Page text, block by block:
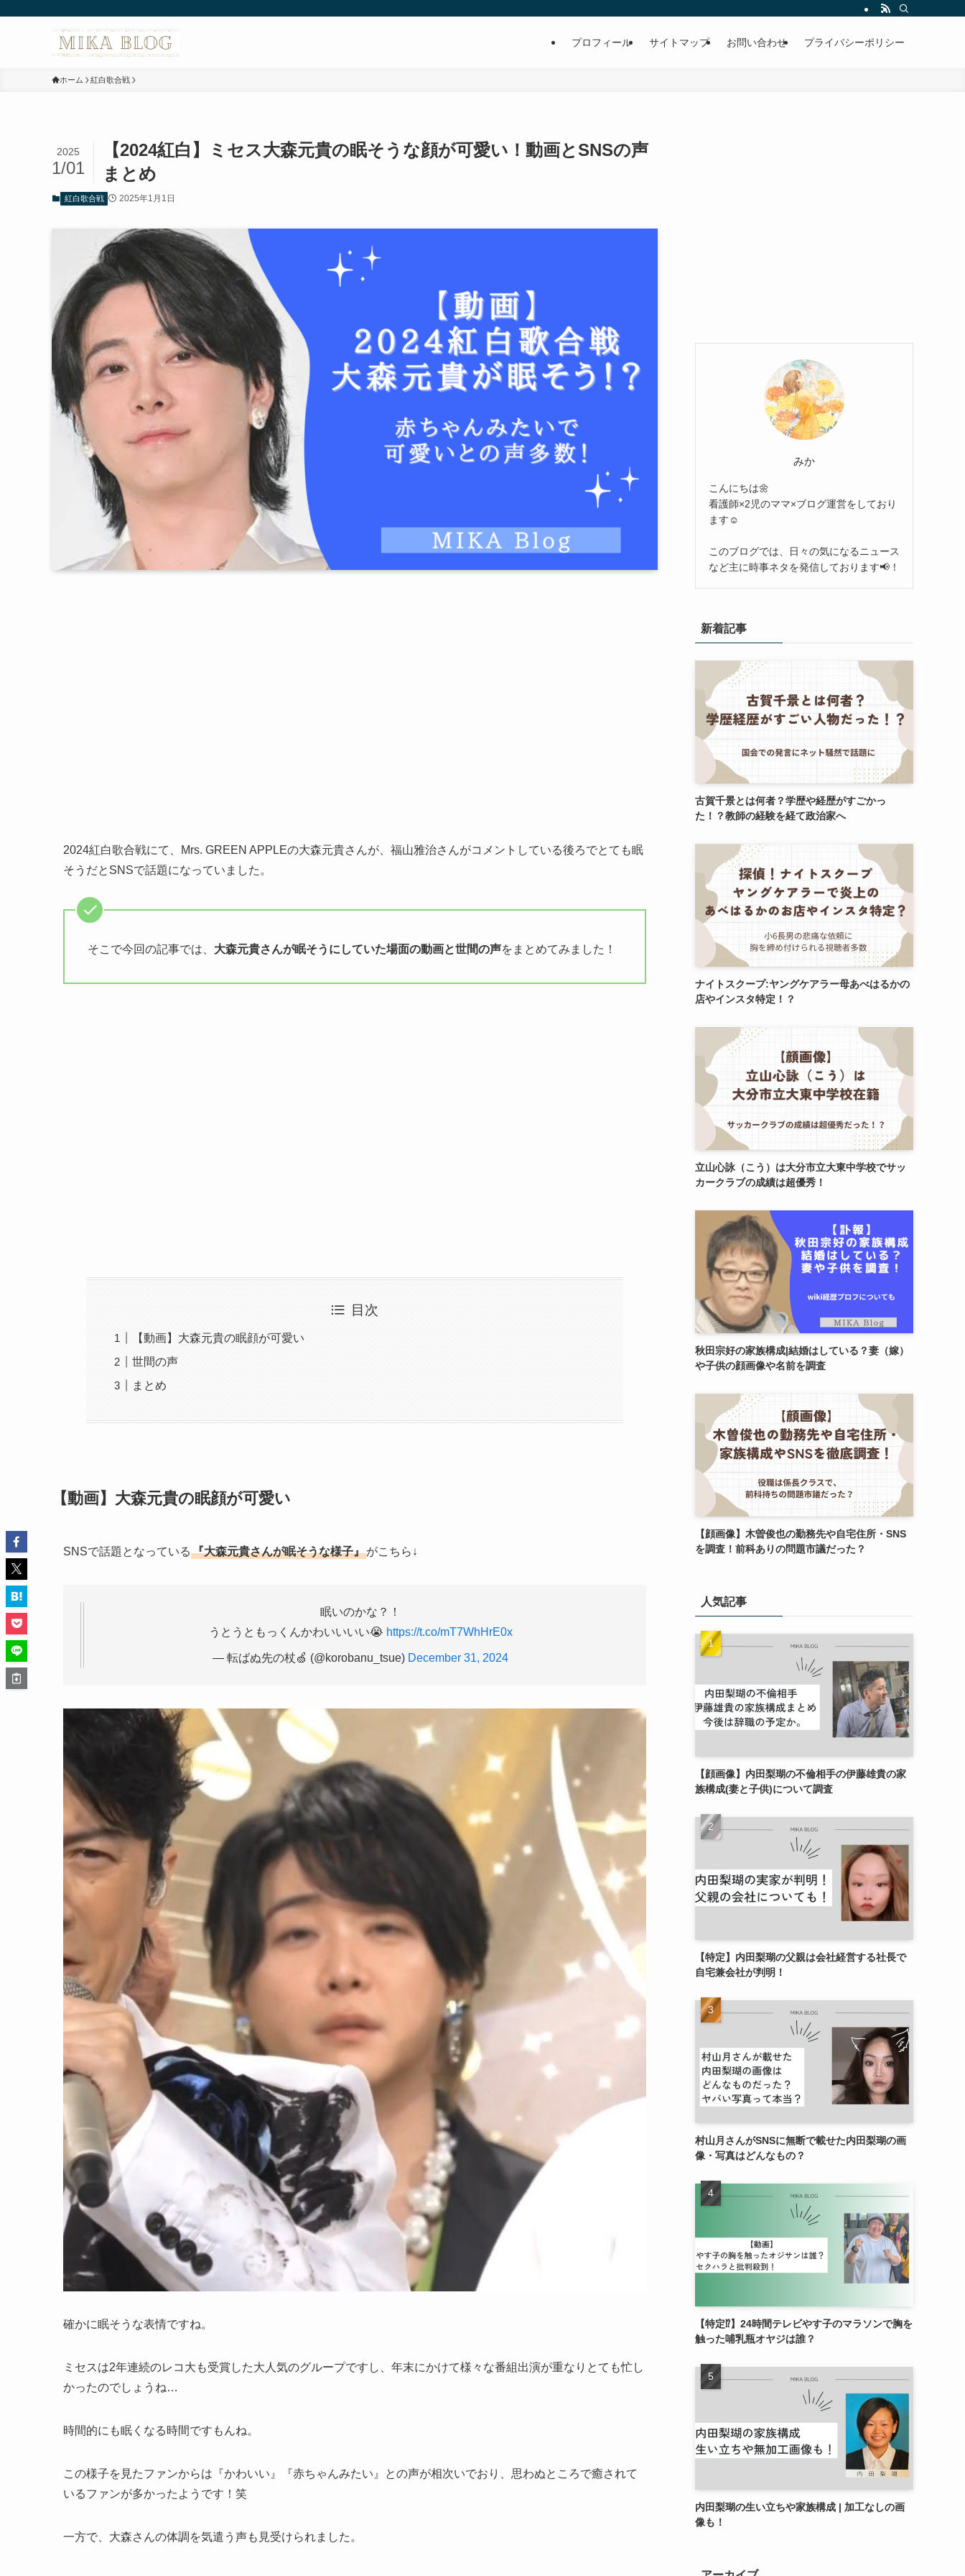
プロフィール サイトマップ お問い合わせ プライバシーポリシー
ホーム 紅白歌合戦
【2024紅白】ミセス大森元貴の眠そうな顔が可愛い！動画とSNSの声
まとめ
2025
1/01
紅白歌合戦 2025年1月1日
2024紅白歌合戦にて、Mrs. GREEN APPLEの大森元貴さんが、福山雅治さんがコメントしている後ろでとても眠
そうだとSNSで話題になっていました。
そこで今回の記事では、 大森元貴さんが眠そうにしていた場面の動画と世間の声をまとめてみました！
目次
【動画】大森元貴の眠顔が可愛い
世間の声
まとめ
【動画】大森元貴の眠顔が可愛い
SNSで話題となっている 『大森元貴さんが眠そうな様子』がこちら↓
眠いのかな？！
うとうともっくんかわいいいい😭 https://t.co/mT7WhHrE0x
— 転ばぬ先の杖🍏 (@korobanu_tsue) December 31, 2024
確かに眠そうな表情ですね。
ミセスは2年連続のレコ大も受賞した大人気のグループですし、年末にかけて様々な番組出演が重なりとても忙し
かったのでしょうね…
時間的にも眠くなる時間ですもんね。
この様子を見たファンからは『かわいい』『赤ちゃんみたい』との声が相次いでおり、思わぬところで癒されて
いるファンが多かったようです！笑
一方で、大森さんの体調を気遣う声も見受けられました。
みか
こんにちは🌼
看護師×2児のママ×ブログ運営をしており
ます☺︎
このブログでは、日々の気になるニュース
など主に時事ネタを発信しております📢！
新着記事
古賀千景とは何者？学歴や経歴がすごかっ
た！？教師の経験を経て政治家へ
ナイトスクープ:ヤングケアラー母あべはるかの
店やインスタ特定！？
立山心詠（こう）は大分市立大東中学校でサッ
カークラブの成績は超優秀！
秋田宗好の家族構成|結婚はしている？妻（嫁）
や子供の顔画像や名前を調査
【顔画像】木曽俊也の勤務先や自宅住所・SNS
を調査！前科ありの問題市議だった？
人気記事
【顔画像】内田梨瑚の不倫相手の伊藤雄貴の家
族構成(妻と子供)について調査
【特定】内田梨瑚の父親は会社経営する社長で
自宅兼会社が判明！
村山月さんがSNSに無断で載せた内田梨瑚の画
像・写真はどんなもの？
【特定⁉︎】24時間テレビやす子のマラソンで胸を
触った哺乳瓶オヤジは誰？
内田梨瑚の生い立ちや家族構成 | 加工なしの画
像も！